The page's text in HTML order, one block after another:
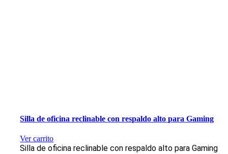
Silla de oficina reclinable con respaldo alto para Gaming
Ver carrito
Silla de oficina reclinable con respaldo alto para Gaming